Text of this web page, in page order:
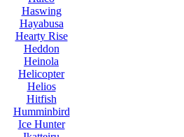
Haswing
Hayabusa
Hearty Rise
Heddon
Heinola
Helicopter
Helios
Hitfish
Humminbird
Ice Hunter